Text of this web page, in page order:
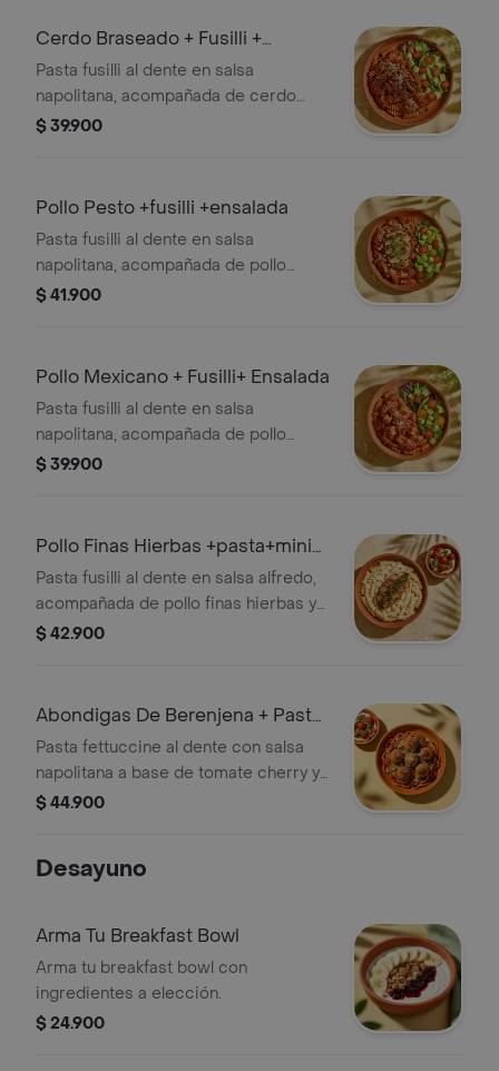
Cerdo Braseado + Fusilli +
Ensalada
Pasta fusilli al dente en salsa
napolitana, acompañada de cerdo
braseado y ensalda con lechuga,
$ 39.900
Pollo Pesto +fusilli +ensalada
Pasta fusilli al dente en salsa
napolitana, acompañada de pollo
parrillado con ppesto y ensalda con
$ 41.900
Pollo Mexicano + Fusilli+ Ensalada
Pasta fusilli al dente en salsa
napolitana, acompañada de pollo
mexicano y ensalda con lechuga,
$ 39.900
Pollo Finas Hierbas +pasta+mini
Caprese
Pasta fusilli al dente en salsa alfredo,
acompañada de pollo finas hierbas y
mini caprese con burrata, tomate
$ 42.900
Abondigas De Berenjena + Pasta
+caprese
Pasta fettuccine al dente con salsa
napolitana a base de tomate cherry y
albahaca, acompañada de albóndigas
$ 44.900
Desayuno
Arma Tu Breakfast Bowl
Arma tu breakfast bowl con
ingredientes a elección.
$ 24.900